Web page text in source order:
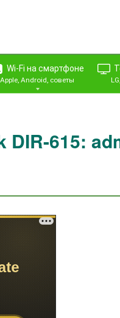
Wi-Fi на смартфоне
Apple, Android, советы
615: